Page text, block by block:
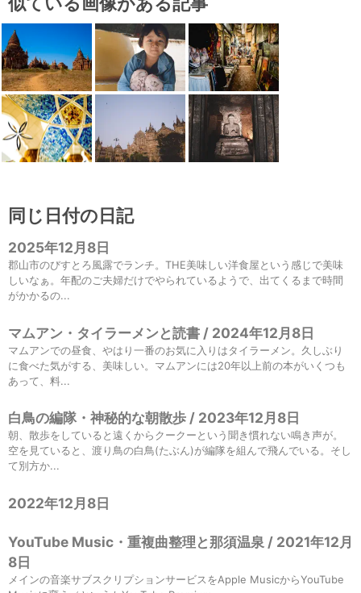
同じ日付の日記
2025年12月8日
郡山市のびすとろ風露でランチ。THE美味しい洋食屋という感じで美味
しいなぁ。年配のご夫婦だけでやられているようで、出てくるまで時間
がかかるの...
マムアン・タイラーメンと読書 / 2024年12月8日
マムアンでの昼食、やはり一番のお気に入りはタイラーメン。久しぶり
に食べた気がする、美味しい。マムアンには20年以上前の本がいくつも
あって、料...
白鳥の編隊・神秘的な朝散歩 / 2023年12月8日
朝、散歩をしていると遠くからクークーという聞き慣れない鳴き声が。
空を見ていると、渡り鳥の白鳥(たぶん)が編隊を組んで飛んでいる。そし
て別方か...
2022年12月8日
YouTube Music・重複曲整理と那須温泉 / 2021年12月
8日
メインの音楽サブスクリプションサービスをApple MusicからYouTube